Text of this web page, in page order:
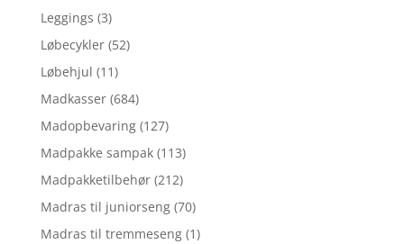
Leggings (3)
Løbecykler (52)
Løbehjul (11)
Madkasser (684)
Madopbevaring (127)
Madpakke sampak (113)
Madpakketilbehør (212)
Madras til juniorseng (70)
Madras til tremmeseng (1)